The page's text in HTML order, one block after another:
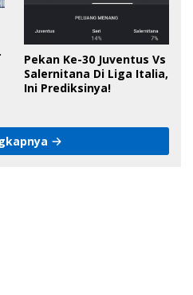
Pekan Ke-30 Juventus Vs
Salernitana Di Liga Italia,
Ini Prediksinya!